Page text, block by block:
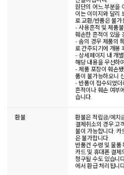
원단의 어느 부분을
이는 이미지와 달리
로 교환/반품은 불가
- 사용흔적 및 제품
훼손한 흔적이 있을
- 솜의 경우 제품의
로 간주되기에 개봉
- 상세페이지 내 개
해당 내용을 우선하
- 제품 포장이 훼손
품이 불가능하오니
- 반품이 접수되었
흔적이나 훼손 여부
습니다.
환불
환불은 적립금/예치
결제취소의 경우 고
불이 가능합니다. 카
은 불가합니다.
반품건 수령 및 물품
카드 및 휴대폰 결제
청구될 수도 있습니
에서 환급 처리됩니